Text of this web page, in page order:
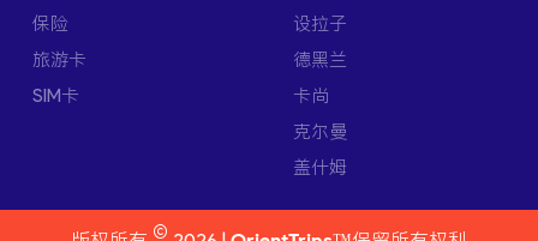
保险
旅游卡
SIM卡
设拉子
德黑兰
卡尚
克尔曼
盖什姆